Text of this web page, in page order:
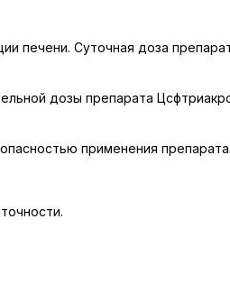
печени. Суточная доза
дозы препарата
применения препарата.